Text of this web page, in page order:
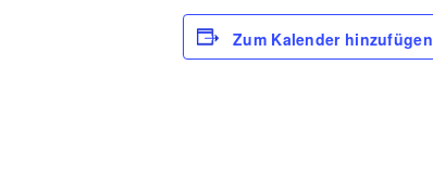
Zum Kalender hinzufügen